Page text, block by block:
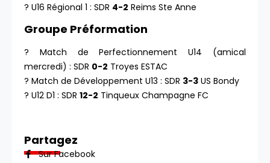
? U16 Régional 1 : SDR 4-2 Reims Ste Anne
Groupe Préformation
? Match de Perfectionnement U14 (amical
mercredi) : SDR 0-2 Troyes ESTAC
? Match de Développement U13 : SDR 3-3 US Bondy
? U12 D1 : SDR 12-2 Tinqueux Champagne FC
Partagez
Sur Facebook